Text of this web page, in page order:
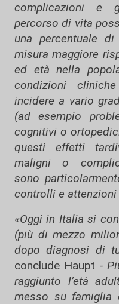
complicazioni e
percorso di vita
una percentuale
misura maggiore
ed età nella
condizioni
incidere a vario
(ad esempio
cognitivi o
questi effetti
maligni o
sono
controlli e attenzioni
«Oggi in Italia si
(più di mezzo
dopo diagnosi di
conclude Haupt -
raggiunto l’età
messo su famiglia